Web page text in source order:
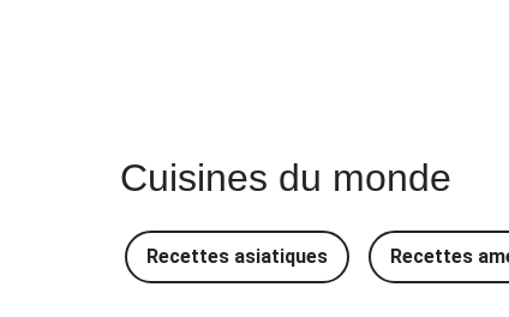
Cuisines du monde
Recettes asiatiques Recettes